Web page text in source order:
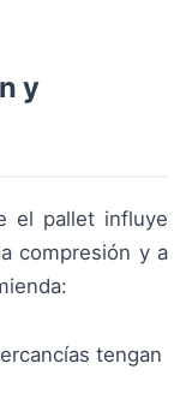
y
el pallet influye
compresión y a
tengan